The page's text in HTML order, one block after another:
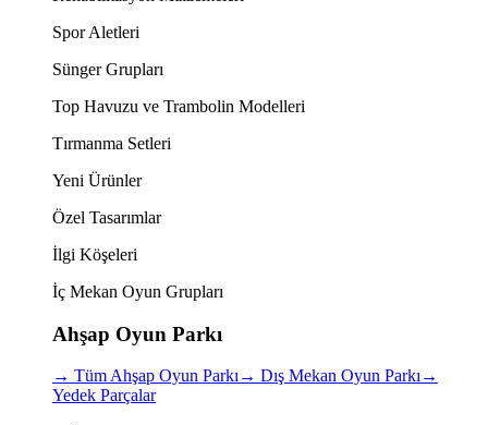
Spor Aletleri
Sünger Grupları
Top Havuzu ve Trambolin Modelleri
Tırmanma Setleri
Yeni Ürünler
Özel Tasarımlar
İlgi Köşeleri
İç Mekan Oyun Grupları
Ahşap Oyun Parkı
→ Tüm Ahşap Oyun Parkı→ Dış Mekan Oyun Parkı→
Yedek Parçalar